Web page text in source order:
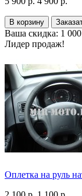
В корзину
Ваша скидка: 1
Лидер продаж!
Оплетка на руль